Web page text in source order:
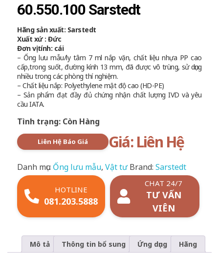
Tình trạng: Còn Hàng
60.550.100 Sarstedt
Giá: Liên Hệ
Liên Hệ Báo Giá
Hãng sản xuất: Sarstedt
Xuất xứ : Đức
Đơn vị tính: cái
– Ống lưu mẫu/ly tâm 7 ml nắp vặn, chất liệu nhựa PP cao
cấp,trong suốt, đường kính 13 mm, đã được vô trùng, sử dụng
nhiều trong các phòng thí nghiệm.
– Chất liệu nắp: Polyethylene mật độ cao (HD-PE)
– Sản phẩm đạt đầy đủ chứng nhận chất lượng IVD và yêu
cầu IATA.
HOTLINE
081.203.5888
CHAT 24/7
TƯ VẤN
VIÊN
Danh mục: Ống lưu mẫu, Vật tư Brand: Sarstedt
Mô tả Thông tin bổ sung Ứng dụng Hãng